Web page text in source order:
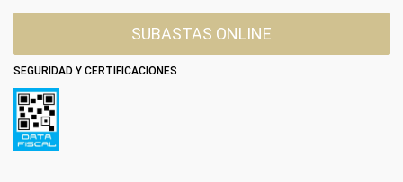
SUBASTAS ONLINE
SEGURIDAD Y CERTIFICACIONES